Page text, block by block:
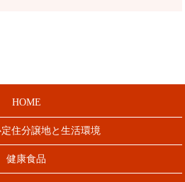
HOME
住分譲地と生活環境
健康食品